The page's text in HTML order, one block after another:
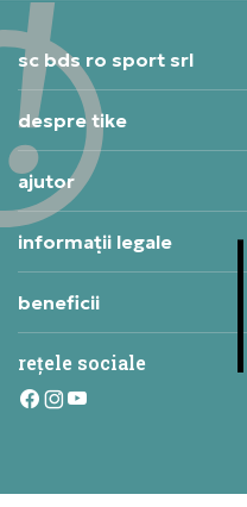
sc bds ro sport srl
despre tike
ajutor
informații legale
beneficii
rețele sociale